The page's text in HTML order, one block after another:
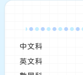
中文科
英文科